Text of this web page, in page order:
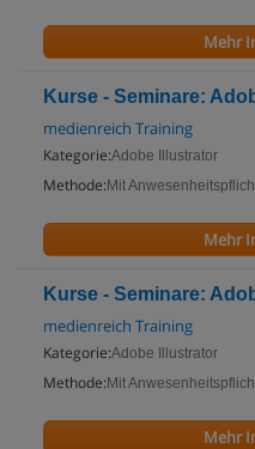
Mehr
Kurse - Seminare:
medienreich Training
Kategorie:Adobe Illustrator
Methode: Mit
Mehr
Kurse - Seminare:
medienreich Training
Kategorie:Adobe Illustrator
Methode: Mit
Mehr